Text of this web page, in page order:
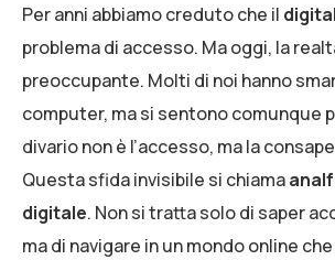
Per anni abbiamo creduto che il
problema di accesso. Ma oggi, la
preoccupante. Molti di noi hanno
computer, ma si sentono comunque
divario non è l’accesso, ma la
Questa sfida invisibile si chiama
digitale. Non si tratta solo di saper
ma di navigare in un mondo online